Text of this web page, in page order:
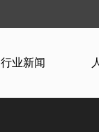
行业新闻